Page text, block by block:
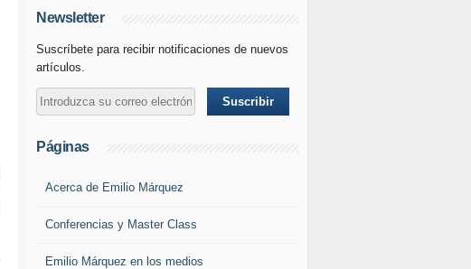
Newsletter
Suscríbete para recibir notificaciones de nuevos
artículos.
Páginas
Acerca de Emilio Márquez
Conferencias y Master Class
Emilio Márquez en los medios